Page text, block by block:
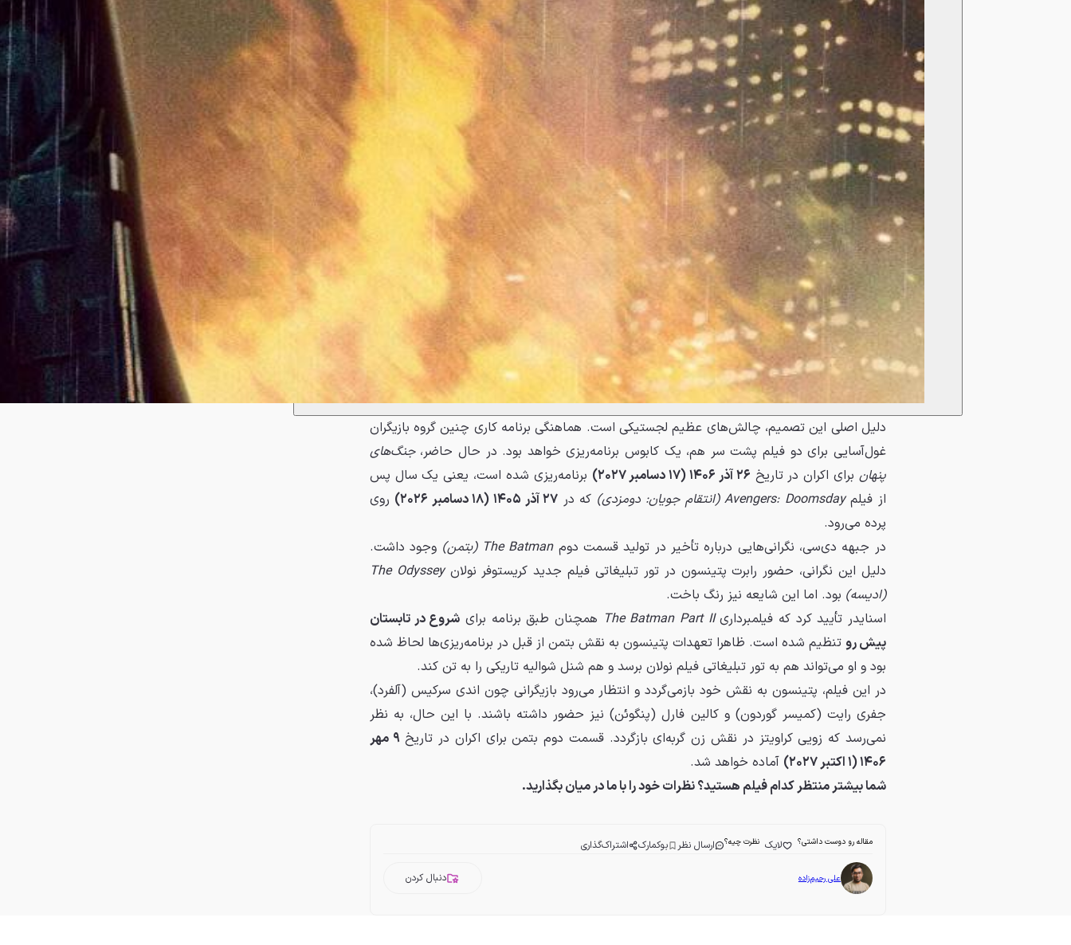
دلیل اصلی این تصمیم، چالش‌های عظیم لجستیکی است. هماهنگی برنامه کاری چنین گروه بازیگران
غول‌آسایی برای دو فیلم پشت سر هم، یک کابوس برنامه‌ریزی خواهد بود. در حال حاضر،جنگ‌های
پنهان برای اکران در تاریخ ۲۶ آذر ۱۴۰۶ (۱۷ دسامبر ۲۰۲۷)
برنامه‌ریزی شده است، یعنی یک سال پس
از فیلمAvengers: Doomsday (انتقام جویان: دومزدی) که در ۲۷ آذر ۱۴۰۵ (۱۸ دسامبر ۲۰۲۶)
روی
پرده می‌رود.
در جبهه دی‌سی، نگرانی‌هایی درباره تأخیر در تولید قسمت دومThe Batman (بتمن)
وجود داشت.
دلیل این نگرانی، حضور رابرت پتینسون در تور تبلیغاتی فیلم جدید کریستوفر نولانThe Odyssey
(ادیسه) بود. اما این شایعه نیز رنگ باخت.
اسنایدر تأیید کرد که فیلمبرداریThe Batman Part II همچنان طبق برنامه برای شروع در تابستان
پیش رو تنظیم شده است. ظاهرا تعهدات پتینسون به نقش بتمن از قبل در برنامه‌ریزی‌ها لحاظ شده
بود و او می‌تواند هم به تور تبلیغاتی فیلم نولان برسد و هم شنل شوالیه تاریکی را به تن کند.
در این فیلم، پتینسون به نقش خود بازمی‌گردد و انتظار می‌رود بازیگرانی چون اندی سرکیس (آلفرد)،
جفری رایت (کمیسر گوردون) و کالین فارل (پنگوئن) نیز حضور داشته باشند. با این حال، به نظر
نمی‌رسد که زویی کراویتز در نقش زن گربه‌ای بازگردد. قسمت دوم بتمن برای اکران در تاریخ
۹ مهر
۱۴۰۶ (۱ اکتبر ۲۰۲۷)
آماده خواهد شد.
شما بیشتر منتظر کدام فیلم هستید؟ نظرات خود را با ما در میان بگذارید.
مقاله رو دوست داشتی؟ لایک نظرت چیه؟ ارسال نظر بوکمارک اشتراک‌گذاری
علی رحیم‌زاده دنبال کردن